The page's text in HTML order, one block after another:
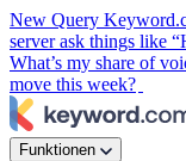
New Query
server ask things like
What’s my share of
move this week?
Funktionen